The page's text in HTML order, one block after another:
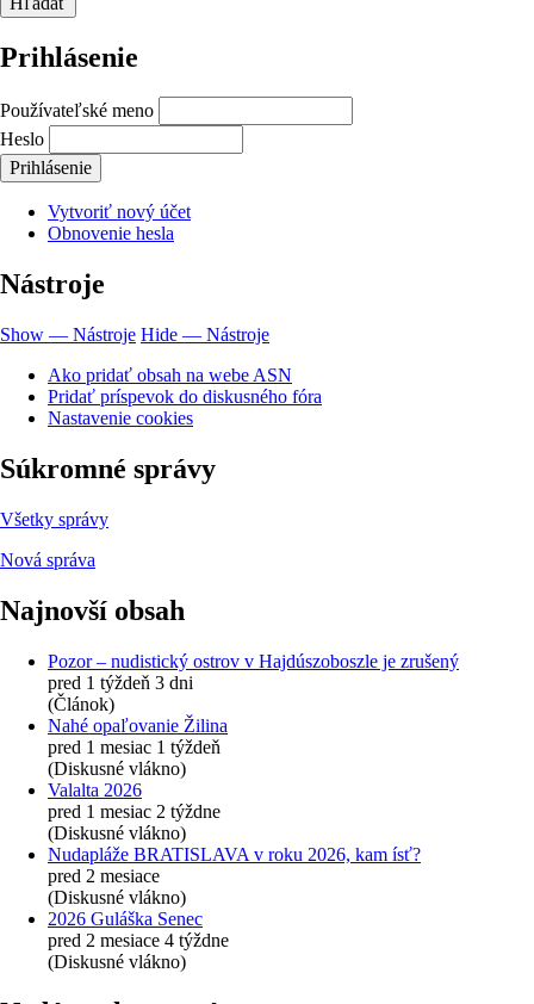
Prihlásenie
Používateľské meno
Heslo
Vytvoriť nový účet
Obnovenie hesla
Nástroje
Show — Nástroje Hide — Nástroje
Ako pridať obsah na webe ASN
Pridať príspevok do diskusného fóra
Nastavenie cookies
Súkromné správy
Všetky správy
Nová správa
Najnovší obsah
Pozor – nudistický ostrov v Hajdúszoboszle je zrušený
pred 1 týždeň 3 dni
(Článok)
Nahé opaľovanie Žilina
pred 1 mesiac 1 týždeň
(Diskusné vlákno)
Valalta 2026
pred 1 mesiac 2 týždne
(Diskusné vlákno)
Nudapláže BRATISLAVA v roku 2026, kam ísť?
pred 2 mesiace
(Diskusné vlákno)
2026 Guláška Senec
pred 2 mesiace 4 týždne
(Diskusné vlákno)